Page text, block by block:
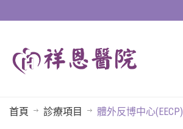
首頁 診療項目 體外反博中心(EECP)